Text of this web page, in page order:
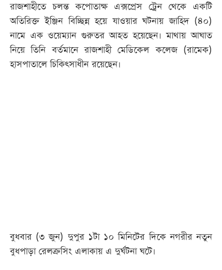
সব
বিভাগ
রাজশাহীতে চলন্ত কপোতাক্ষ এক্সপ্রেস ট্রেন থেকে একটি
অতিরিক্ত ইঞ্জিন বিচ্ছিন্ন হয়ে যাওয়ার ঘটনায় জাহিদ (৪০)
নামে এক ওয়েম্যান গুরুতর আহত হয়েছেন। মাথায় আঘাত
নিয়ে তিনি বর্তমানে রাজশাহী মেডিকেল কলেজ (রামেক)
হাসপাতালে চিকিৎসাধীন রয়েছেন।
বুধবার (৩ জুন) দুপুর ১টা ১০ মিনিটের দিকে নগরীর নতুন
বুধপাড়া রেলক্রসিং এলাকায় এ দুর্ঘটনা ঘটে।